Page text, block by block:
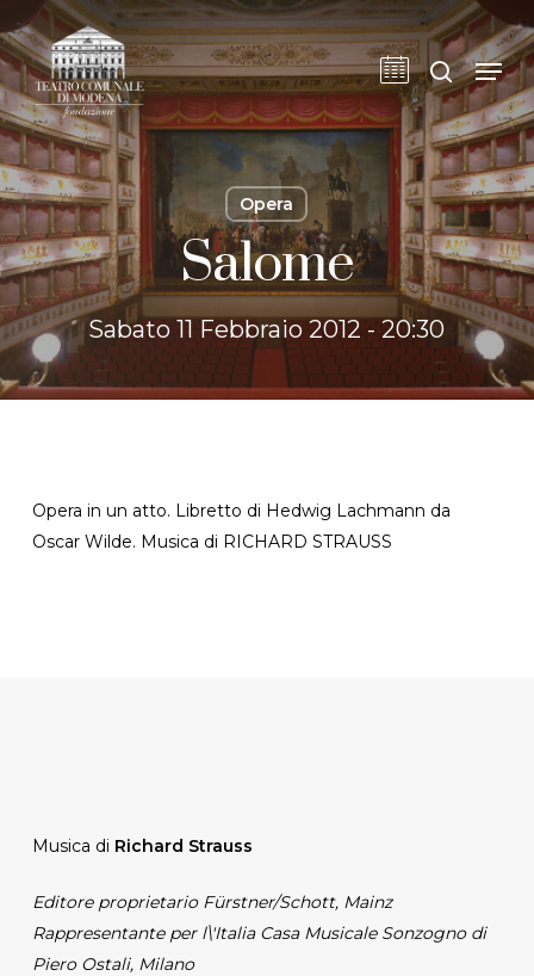
to
main
content
cerca
Opera
Salome
Sabato 11 Febbraio 2012 - 20:30
Opera in un atto. Libretto di Hedwig Lachmann da
Oscar Wilde. Musica di RICHARD STRAUSS
Musica di Richard Strauss
Editore proprietario Fürstner/Schott, Mainz
Rappresentante per l\'Italia Casa Musicale Sonzogno di
Piero Ostali, Milano